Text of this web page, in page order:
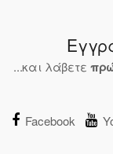
...και λάβετε
Facebook